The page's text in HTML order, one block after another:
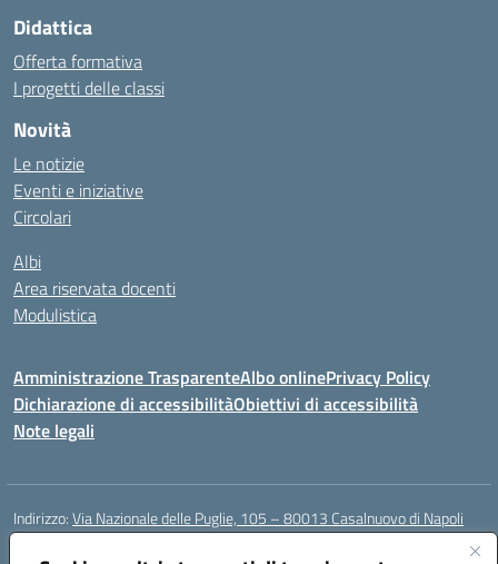
Didattica
Offerta formativa
I progetti delle classi
Novità
Le notizie
Eventi e iniziative
Circolari
Albi
Area riservata docenti
Modulistica
Amministrazione TrasparenteAlbo onlinePrivacy Policy
Dichiarazione di accessibilitàObiettivi di accessibilità
Note legali
Indirizzo:Via Nazionale delle Puglie, 105 – 80013 Casalnuovo di Napoli
Centralino: